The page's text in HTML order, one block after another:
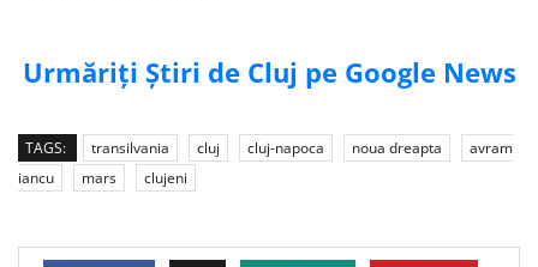
Urmăriți Știri de Cluj pe Google News
TAGS: transilvania cluj cluj-napoca noua dreapta
avram
iancu
mars clujeni